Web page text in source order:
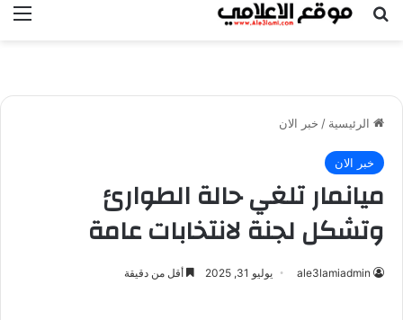
بحث عن
الرئيسية / خبر الان
خبر الان
ميانمار تلغي حالة الطوارئ
وتشكل لجنة لانتخابات عامة
ale3lamiadmin يوليو 31, 2025 أقل من دقيقة